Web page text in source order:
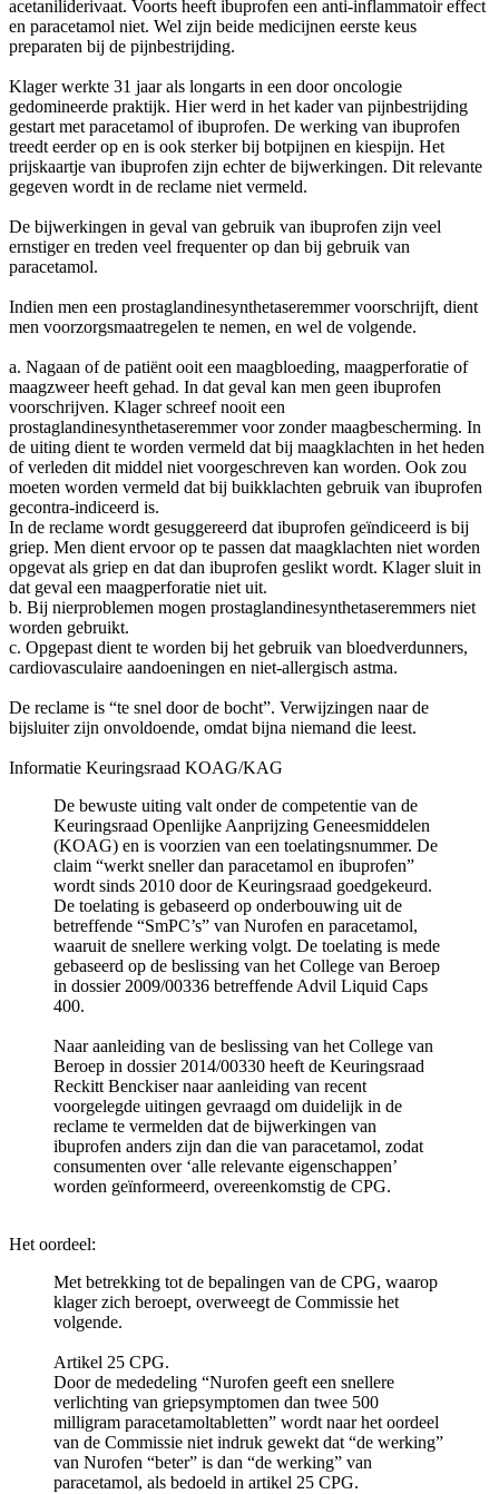
acetaniliderivaat. Voorts heeft ibuprofen een anti-inflammatoir effect
en paracetamol niet. Wel zijn beide medicijnen eerste keus
preparaten bij de pijnbestrijding.
Klager werkte 31 jaar als longarts in een door oncologie
gedomineerde praktijk. Hier werd in het kader van pijnbestrijding
gestart met paracetamol of ibuprofen. De werking van ibuprofen
treedt eerder op en is ook sterker bij botpijnen en kiespijn. Het
prijskaartje van ibuprofen zijn echter de bijwerkingen. Dit relevante
gegeven wordt in de reclame niet vermeld.
De bijwerkingen in geval van gebruik van ibuprofen zijn veel
ernstiger en treden veel frequenter op dan bij gebruik van
paracetamol.
Indien men een prostaglandinesynthetaseremmer voorschrijft, dient
men voorzorgsmaatregelen te nemen, en wel de volgende.
a. Nagaan of de patiënt ooit een maagbloeding, maagperforatie of
maagzweer heeft gehad. In dat geval kan men geen ibuprofen
voorschrijven. Klager schreef nooit een
prostaglandinesynthetaseremmer voor zonder maagbescherming. In
de uiting dient te worden vermeld dat bij maagklachten in het heden
of verleden dit middel niet voorgeschreven kan worden. Ook zou
moeten worden vermeld dat bij buikklachten gebruik van ibuprofen
gecontra-indiceerd is.
In de reclame wordt gesuggereerd dat ibuprofen geïndiceerd is bij
griep. Men dient ervoor op te passen dat maagklachten niet worden
opgevat als griep en dat dan ibuprofen geslikt wordt. Klager sluit in
dat geval een maagperforatie niet uit.
b. Bij nierproblemen mogen prostaglandinesynthetaseremmers niet
worden gebruikt.
c. Opgepast dient te worden bij het gebruik van bloedverdunners,
cardiovasculaire aandoeningen en niet-allergisch astma.
De reclame is “te snel door de bocht”. Verwijzingen naar de
bijsluiter zijn onvoldoende, omdat bijna niemand die leest.
Informatie Keuringsraad KOAG/KAG
De bewuste uiting valt onder de competentie van de
Keuringsraad Openlijke Aanprijzing Geneesmiddelen
(KOAG) en is voorzien van een toelatingsnummer. De
claim “werkt sneller dan paracetamol en ibuprofen”
wordt sinds 2010 door de Keuringsraad goedgekeurd.
De toelating is gebaseerd op onderbouwing uit de
betreffende “SmPC’s” van Nurofen en paracetamol,
waaruit de snellere werking volgt. De toelating is mede
gebaseerd op de beslissing van het College van Beroep
in dossier 2009/00336 betreffende Advil Liquid Caps
400.
Naar aanleiding van de beslissing van het College van
Beroep in dossier 2014/00330 heeft de Keuringsraad
Reckitt Benckiser naar aanleiding van recent
voorgelegde uitingen gevraagd om duidelijk in de
reclame te vermelden dat de bijwerkingen van
ibuprofen anders zijn dan die van paracetamol, zodat
consumenten over ‘alle relevante eigenschappen’
worden geïnformeerd, overeenkomstig de CPG.
Het oordeel:
Met betrekking tot de bepalingen van de CPG, waarop
klager zich beroept, overweegt de Commissie het
volgende.
Artikel 25 CPG.
Door de mededeling “Nurofen geeft een snellere
verlichting van griepsymptomen dan twee 500
milligram paracetamoltabletten” wordt naar het oordeel
van de Commissie niet indruk gewekt dat “de werking”
van Nurofen “beter” is dan “de werking” van
paracetamol, als bedoeld in artikel 25 CPG.